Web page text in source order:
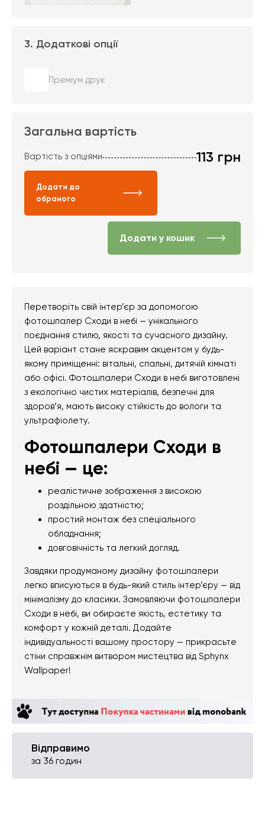
3. Додаткові опції
Преміум друк
Загальна вартість
Вартість з опціями 113 грн
Додати до
обраного
Додати у кошик
Перетворіть свій інтер’єр за допомогою
фотошпалер Сходи в небі — унікального
поєднання стилю, якості та сучасного дизайну.
Цей варіант стане яскравим акцентом у будь-
якому приміщенні: вітальні, спальні, дитячій кімнаті
або офісі. Фотошпалери Сходи в небі виготовлені
з екологічно чистих матеріалів, безпечні для
здоров’я, мають високу стійкість до вологи та
ультрафіолету.
Фотошпалери Сходи в
небі — це:
реалістичне зображення з високою
роздільною здатністю;
простий монтаж без спеціального
обладнання;
довговічність та легкий догляд.
Завдяки продуманому дизайну фотошпалери
легко вписуються в будь-який стиль інтер’єру — від
мінімалізму до класики. Замовляючи фотошпалери
Сходи в небі, ви обираєте якість, естетику та
комфорт у кожній деталі. Додайте
індивідуальності вашому простору — прикрасьте
стіни справжнім витвором мистецтва від Sphynx
Wallpaper!
Відправимо
за 36 годин